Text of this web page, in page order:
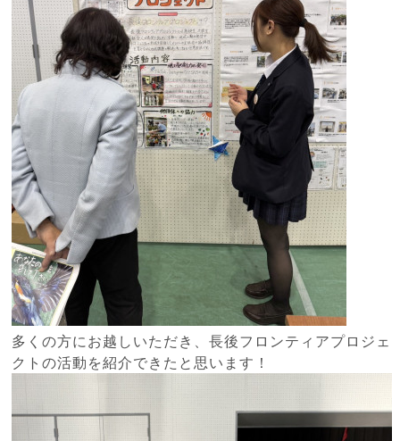
多くの方にお越しいただき、長後フロンティアプロジェ
クトの活動を紹介できたと思います！